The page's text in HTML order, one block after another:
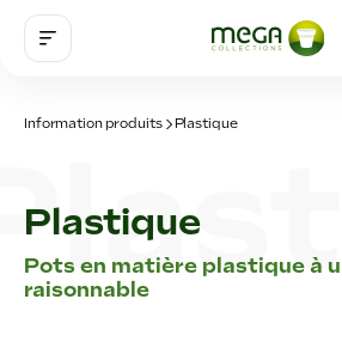
Information produits Plastique
Plastique
Pots en matière plastique à
raisonnable